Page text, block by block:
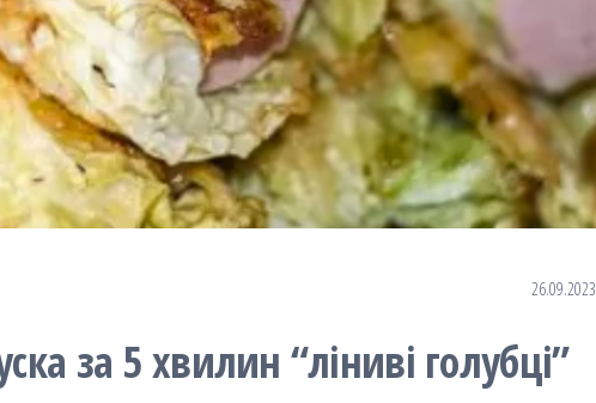
26.09.2023
за 5 хвилин “ліниві голубці”